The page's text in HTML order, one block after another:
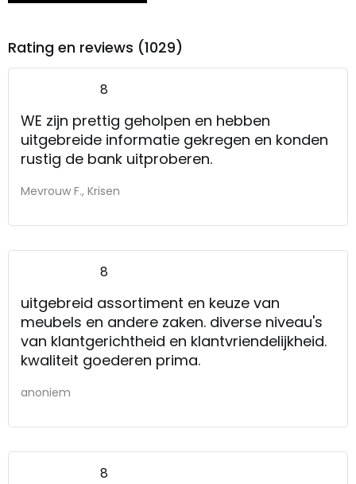
Rating en reviews (1029)
8
WE zijn prettig geholpen en hebben
uitgebreide informatie gekregen en konden
rustig de bank uitproberen.
Mevrouw F., Krisen
8
uitgebreid assortiment en keuze van
meubels en andere zaken. diverse niveau's
van klantgerichtheid en klantvriendelijkheid.
kwaliteit goederen prima.
anoniem
8